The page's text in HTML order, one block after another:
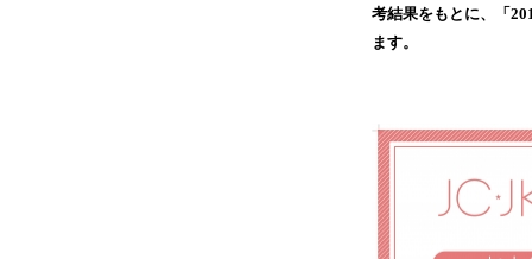
考結果をもとに、「
ます。